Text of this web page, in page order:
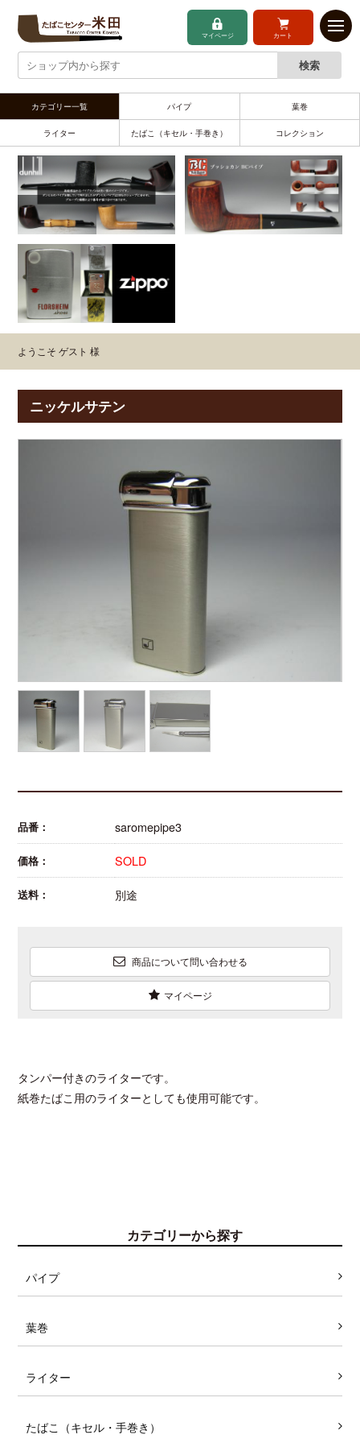
マイページ カート
カテゴリー一覧 パイプ 葉巻
ライター たばこ（キセル・手巻き） コレクション
ようこそ ゲスト 様
ニッケルサテン
品番： saromepipe3
価格： SOLD
送料： 別途
商品について問い合わせる
マイページ
タンパー付きのライターです。
紙巻たばこ用のライターとしても使用可能です。
カテゴリーから探す
パイプ
葉巻
ライター
たばこ（キセル・手巻き）